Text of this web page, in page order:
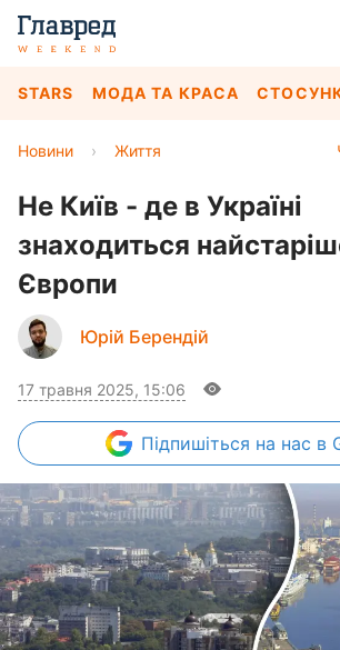
STARS МОДА ТА КРАСА
Новини › Життя
Не Київ - де в Україні
знаходиться
Європи
Юрій Берендій
17 травня 2025, 15:06
Підпишіться на нас в